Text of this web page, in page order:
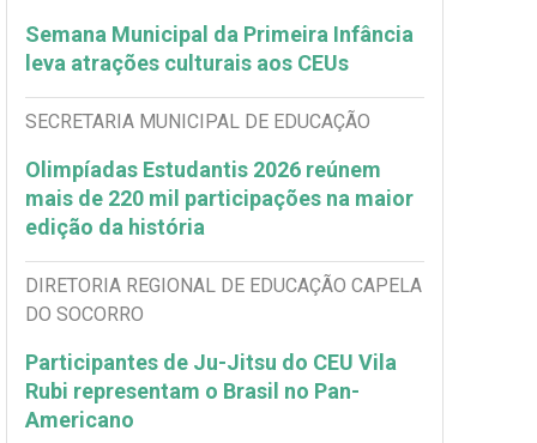
Semana Municipal da Primeira Infância
leva atrações culturais aos CEUs
SECRETARIA MUNICIPAL DE EDUCAÇÃO
Olimpíadas Estudantis 2026 reúnem
mais de 220 mil participações na maior
edição da história
DIRETORIA REGIONAL DE EDUCAÇÃO CAPELA
DO SOCORRO
Participantes de Ju-Jitsu do CEU Vila
Rubi representam o Brasil no Pan-
Americano